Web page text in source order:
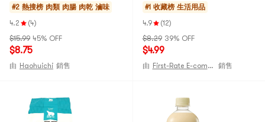
#2 熱搜榜 肉類 肉腸 肉乾 滷味
4.2
(4)
$15.99 45% OFF
$8.75
由 Haohuichi 銷售
護理 便攜旅行裝
#1 收藏榜生活用品
4.9
(12)
$8.29 39% OFF
$4.99
由 First-Rate E-commerce 銷售